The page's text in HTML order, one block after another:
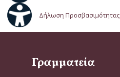
Δήλωση Προσβασιμότητας
Γραμματεία